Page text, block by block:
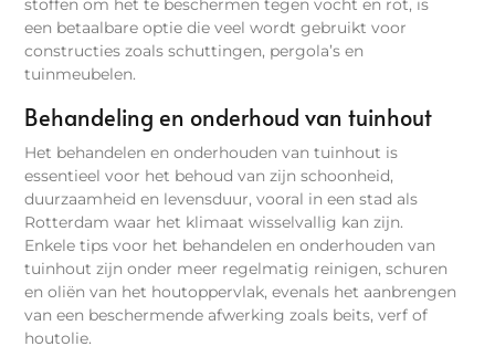
stoffen om het te beschermen tegen vocht en rot, is
een betaalbare optie die veel wordt gebruikt voor
constructies zoals schuttingen, pergola’s en
tuinmeubelen.
Behandeling en onderhoud van tuinhout
Het behandelen en onderhouden van tuinhout is
essentieel voor het behoud van zijn schoonheid,
duurzaamheid en levensduur, vooral in een stad als
Rotterdam waar het klimaat wisselvallig kan zijn.
Enkele tips voor het behandelen en onderhouden van
tuinhout zijn onder meer regelmatig reinigen, schuren
en oliën van het houtoppervlak, evenals het aanbrengen
van een beschermende afwerking zoals beits, verf of
houtolie.